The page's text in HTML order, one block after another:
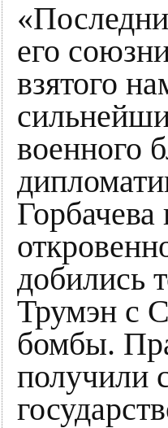
его
взятого
военного
добились
Трумэн с
бомбы.
получили